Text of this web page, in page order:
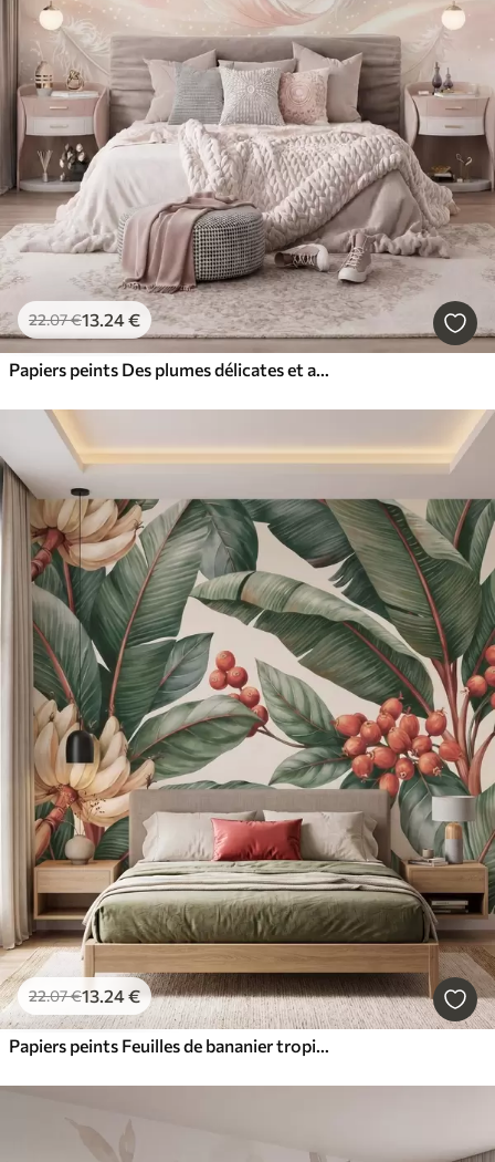
22.07€13.24€
Papiers peints Des plumes délicates et aériennes, nimbées d'une brume rose-pêche aux reflets chatoyants
22.07€13.24€
Papiers peints Feuilles de bananier tropicales ornées de grappes de baies de café rouges, style aquarelle